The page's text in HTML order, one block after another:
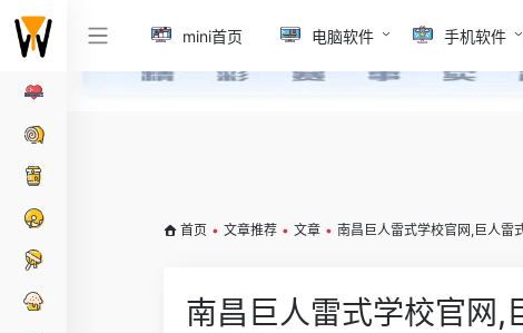
mini首页 电脑软件 手机软件
首页 • 文章推荐 • 文章 • 南昌巨人雷式学校官网,巨人雷
南昌巨人雷式学校官网,